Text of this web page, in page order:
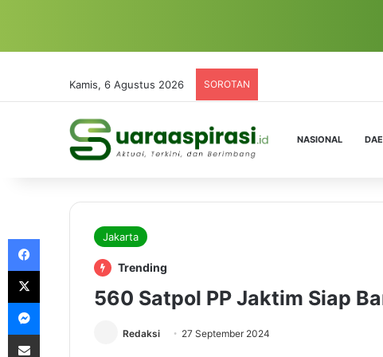
Kamis, 6 Agustus 2026 SOROTAN
NASIONAL
Jakarta
Trending
560 Satpol PP Jaktim Siap
Redaksi 27 September 2024
Messenger